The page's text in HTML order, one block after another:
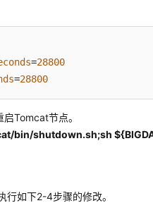
=28800
=28800
Tomcat节点。
bin/shutdown.sh;sh
行如下2-4步骤的修改。